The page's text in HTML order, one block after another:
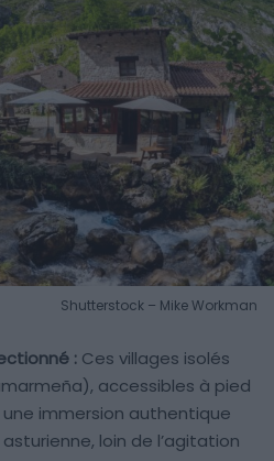
Shutterstock – Mike Workman
: Ces villages isolés
accessibles à pied
immersion authentique
loin de l’agitation